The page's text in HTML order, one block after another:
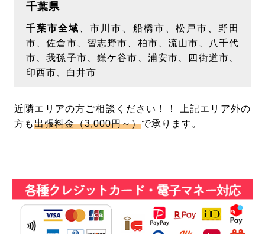
当社の範囲でのみ利用させていただきます。利用
させていただく個人情報は氏名･住所･連絡先・メ
ールアドレスのみに限定させていただきます。承
諾なく、お客様からいただいた個人情報を第三者
へ開示･提供いたしません。ただし、正当な利用
し守秘義務契約を結んだ企業にお客様の個人情報
を提供することがあります。また、法令等により
いただきます。
【個人情報の開示･訂正･追加･削除･利用停止につ
いて】
千葉県
千葉市全域
、市川市、船橋市、松戸市、野田
市、佐倉市、習志野市、柏市、流山市、八千代
市、我孫子市、鎌ケ谷市、浦安市、四街道市、
印西市、白井市
近隣エリアの方ご相談ください！！ 上記エリア外の
方も出張料金（3,000円～）で承ります。